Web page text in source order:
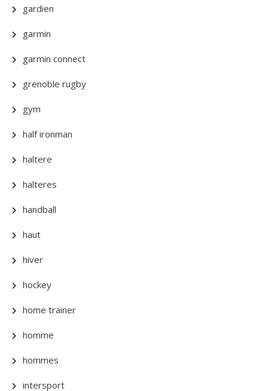
gardien
garmin
garmin connect
grenoble rugby
gym
half ironman
haltere
halteres
handball
haut
hiver
hockey
home trainer
homme
hommes
intersport